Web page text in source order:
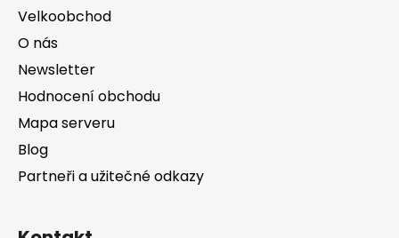
Velkoobchod
O nás
Newsletter
Hodnocení obchodu
Mapa serveru
Blog
Partneři a užitečné odkazy